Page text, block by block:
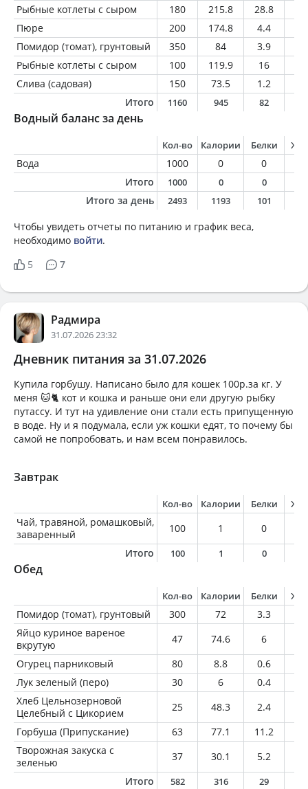
Рыбные котлеты с сыром 180 215.8 28.8
Пюре
200 174.8 4.4
Помидор (томат), грунтовый
350 84 3.9
Рыбные котлеты с сыром
100 119.9 16
Слива (садовая)
150 73.5 1.2
Итого
1160 945 82
Водный баланс за день
Кол-во Калории Белки
Вода 1000 0 0
Итого
1000 0 0
Итого за день 2493 1193 101
Чтобы увидеть отчеты по питанию и график веса,
необходимо войти.
5
7
Радмира
31.07.2026 23:32
Дневник питания за 31.07.2026
Купила горбушу. Написано было для кошек 100р.за кг. У
меня 🐱🐈 кот и кошка и раньше они ели другую рыбку
путассу. И тут на удивление они стали есть припущенную
в воде. Ну и я подумала, если уж кошки едят, то почему бы
самой не попробовать, и нам всем понравилось.
Завтрак
Кол-во Калории Белки
Чай, травяной, ромашковый,
заваренный
100 1 0
Итого
100 1 0
Обед
Кол-во Калории Белки
Помидор (томат), грунтовый 300 72 3.3
Яйцо куриное вареное
вкрутую
47 74.6 6
Огурец парниковый
80 8.8 0.6
Лук зеленый (перо)
30 6 0.4
Хлеб Цельнозерновой
Целебный с Цикорием
25 48.3 2.4
Горбуша (Припускание)
63 77.1 11.2
Творожная закуска с
зеленью
37 30.1 5.2
Итого
582 316 29